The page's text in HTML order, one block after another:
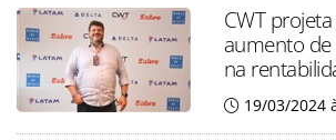
CWT
aumento de
na
19/03/2024